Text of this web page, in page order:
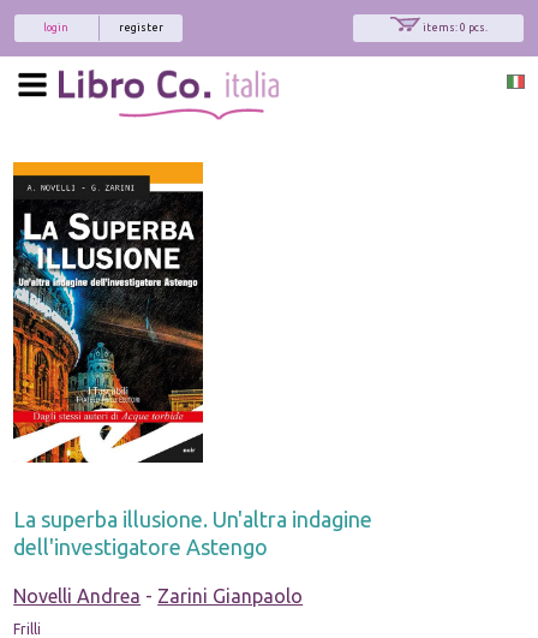
items: 0 pcs.
register
login
La superba illusione. Un'altra indagine
dell'investigatore Astengo
Novelli Andrea - Zarini Gianpaolo
Frilli